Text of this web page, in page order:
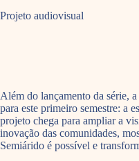
Projeto audiovisual
Além do lançamento da série,
para este primeiro semestre: a
projeto chega para ampliar a
inovação das comunidades,
Semiárido é possível e